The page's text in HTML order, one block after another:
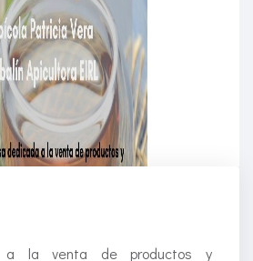
a la venta de productos y